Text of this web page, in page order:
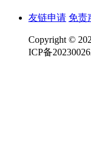
友链申请 免责
Copyright ©
ICP备